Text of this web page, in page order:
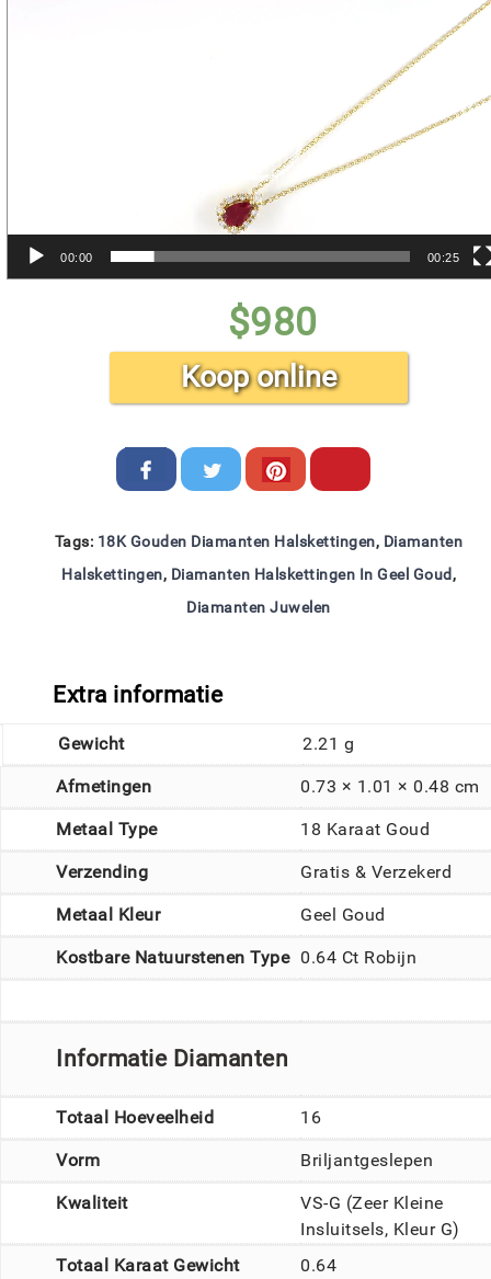
00:00 00:25
$980
Koop online
Tags: 18K Gouden Diamanten Halskettingen, Diamanten
Halskettingen, Diamanten Halskettingen In Geel Goud,
Diamanten Juwelen
Extra informatie
Gewicht 2.21 g
Afmetingen 0.73 × 1.01 × 0.48 cm
Metaal Type 18 Karaat Goud
Verzending Gratis & Verzekerd
Metaal Kleur Geel Goud
Kostbare Natuurstenen Type 0.64 Ct Robijn
Informatie Diamanten
Totaal Hoeveelheid 16
Vorm Briljantgeslepen
Kwaliteit
VS-G (Zeer Kleine
Insluitsels, Kleur G)
Totaal Karaat Gewicht
0.64